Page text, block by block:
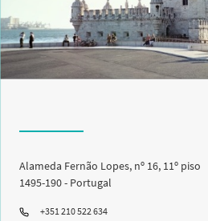
Alameda Fernão Lopes, nº 16, 11º piso
1495-190 - Portugal
+351 210 522 634